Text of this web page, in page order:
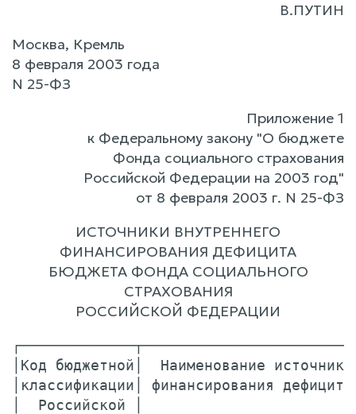
В.ПУТИН
Москва, Кремль
8 февраля 2003 года
N 25-ФЗ
Приложение 1
к Федеральному закону "О бюджете
Фонда социального страхования
Российской Федерации на 2003 год"
от 8 февраля 2003 г. N 25-ФЗ
ИСТОЧНИКИ ВНУТРЕННЕГО
ФИНАНСИРОВАНИЯ ДЕФИЦИТА
БЮДЖЕТА ФОНДА СОЦИАЛЬНОГО
СТРАХОВАНИЯ
РОССИЙСКОЙ ФЕДЕРАЦИИ
│Код бюджетной│  Наименование
│классификации│ финансирования
│  Российской │